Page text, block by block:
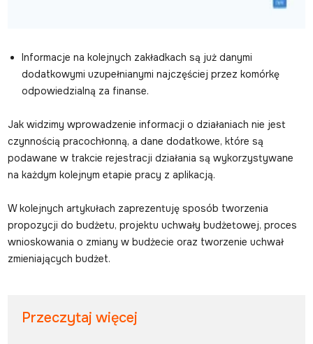
Informacje na kolejnych zakładkach są już danymi
dodatkowymi uzupełnianymi najczęściej przez komórkę
odpowiedzialną za finanse.
Jak widzimy wprowadzenie informacji o działaniach nie jest
czynnością pracochłonną, a dane dodatkowe, które są
podawane w trakcie rejestracji działania są wykorzystywane
na każdym kolejnym etapie pracy z aplikacją.
W kolejnych artykułach zaprezentuję sposób tworzenia
propozycji do budżetu, projektu uchwały budżetowej, proces
wnioskowania o zmiany w budżecie oraz tworzenie uchwał
zmieniających budżet.
Przeczytaj więcej